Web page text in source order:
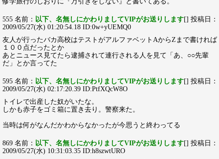
555 名前： 以下、名無しにかわりましてVIPがお送りします[] 投稿日：
2009/05/27(水) 01:20:54.18 ID:0w+yUEMQ0
友人が行ったバカ高校はテストがアルファベットAからZまで書ければ
１００点だったとか
あとニュース見てたら逮捕されて連行される人を見て「あ、○○先輩
だ」とか言ってた
595 名前： 以下、名無しにかわりましてVIPがお送りします[] 投稿日：
2009/05/27(水) 02:17:20.39 ID:PtfXQcW8O
トイレで出産した奴がいたな。
しかも赤子をゴミ箱に置き去り。警察来た。
当時は何がなんだかわからなかったが今思うと終わってる
869 名前： 以下、名無しにかわりましてVIPがお送りします[] 投稿日：
2009/05/27(水) 10:31:03.35 ID:h8szwtURO